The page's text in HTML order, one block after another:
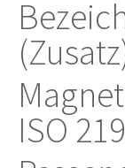
ISO